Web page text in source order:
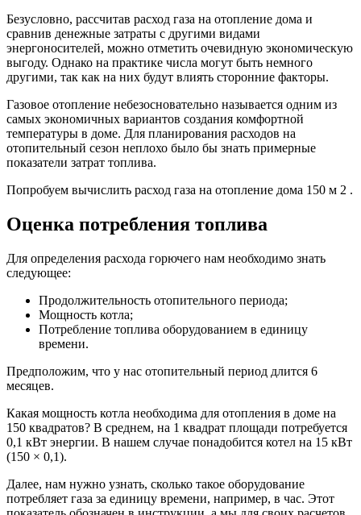
Безусловно, рассчитав расход газа на отопление дома и
сравнив денежные затраты с другими видами
энергоносителей, можно отметить очевидную экономическую
выгоду. Однако на практике числа могут быть немного
другими, так как на них будут влиять сторонние факторы.
Газовое отопление небезосновательно называется одним из
самых экономичных вариантов создания комфортной
температуры в доме. Для планирования расходов на
отопительный сезон неплохо было бы знать примерные
показатели затрат топлива.
Попробуем вычислить расход газа на отопление дома 150 м 2 .
Оценка потребления топлива
Для определения расхода горючего нам необходимо знать
следующее:
Продолжительность отопительного периода;
Мощность котла;
Потребление топлива оборудованием в единицу
времени.
Предположим, что у нас отопительный период длится 6
месяцев.
Какая мощность котла необходима для отопления в доме на
150 квадратов? В среднем, на 1 квадрат площади потребуется
0,1 кВт энергии. В нашем случае понадобится котел на 15 кВт
(150 × 0,1).
Далее, нам нужно узнать, сколько такое оборудование
потребляет газа за единицу времени, например, в час. Этот